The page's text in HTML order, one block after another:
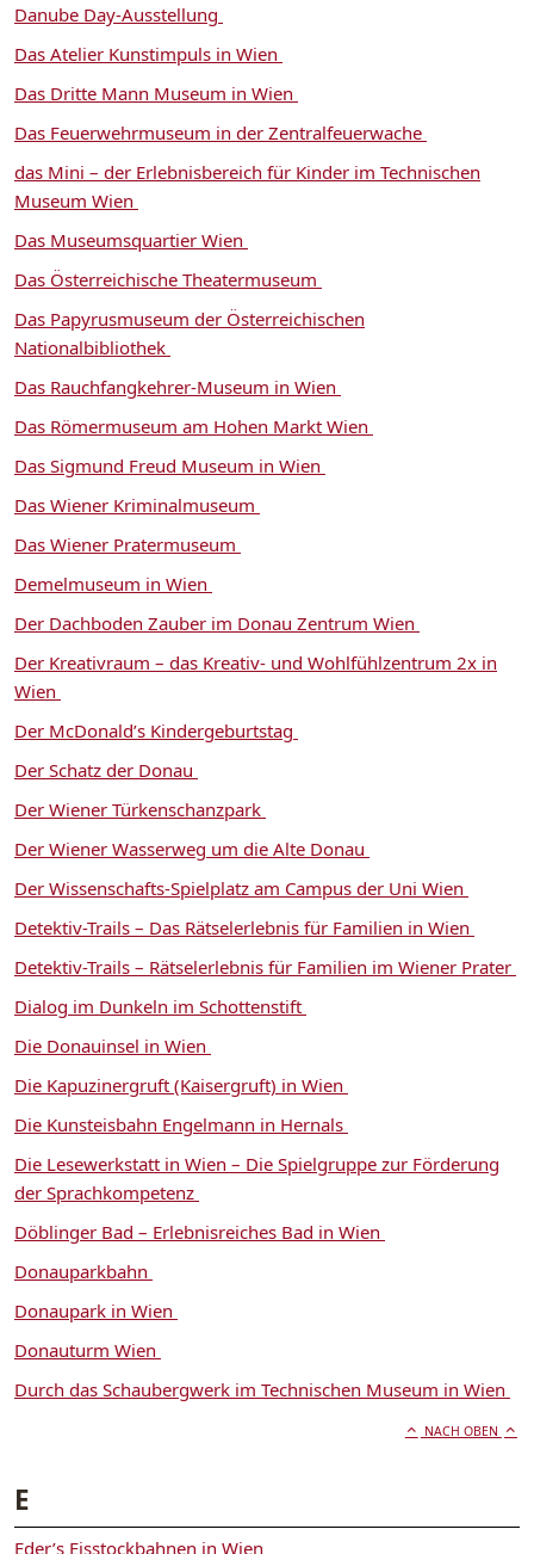
Danube Day-Ausstellung
Das Atelier Kunstimpuls in Wien
Das Dritte Mann Museum in Wien
Das Feuerwehrmuseum in der Zentralfeuerwache
das Mini – der Erlebnisbereich für Kinder im Technischen
Museum Wien
Das Museumsquartier Wien
Das Österreichische Theatermuseum
Das Papyrusmuseum der Österreichischen
Nationalbibliothek
Das Rauchfangkehrer-Museum in Wien
Das Römermuseum am Hohen Markt Wien
Das Sigmund Freud Museum in Wien
Das Wiener Kriminalmuseum
Das Wiener Pratermuseum
Demelmuseum in Wien
Der Dachboden Zauber im Donau Zentrum Wien
Der Kreativraum – das Kreativ- und Wohlfühlzentrum 2x in
Wien
Der McDonald’s Kindergeburtstag
Der Schatz der Donau
Der Wiener Türkenschanzpark
Der Wiener Wasserweg um die Alte Donau
Der Wissenschafts-Spielplatz am Campus der Uni Wien
Detektiv-Trails – Das Rätselerlebnis für Familien in Wien
Detektiv-Trails – Rätselerlebnis für Familien im Wiener Prater
Dialog im Dunkeln im Schottenstift
Die Donauinsel in Wien
Die Kapuzinergruft (Kaisergruft) in Wien
Die Kunsteisbahn Engelmann in Hernals
Die Lesewerkstatt in Wien – Die Spielgruppe zur Förderung
der Sprachkompetenz
Döblinger Bad – Erlebnisreiches Bad in Wien
Donauparkbahn
Donaupark in Wien
Donauturm Wien
Durch das Schaubergwerk im Technischen Museum in Wien
NACH OBEN
E
Eder’s Eisstockbahnen in Wien